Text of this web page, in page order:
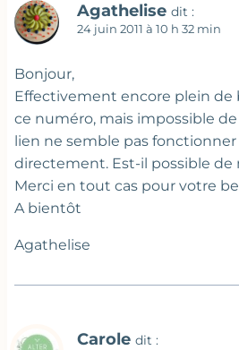
Agathelise dit :
24 juin 2011 à 10 h 32 min
Bonjour,
Effectivement encore plein de
ce numéro, mais impossible
lien ne semble pas
directement. Est-il possible de
Merci en tout cas pour votre
A bientôt
Agathelise
Carole dit :